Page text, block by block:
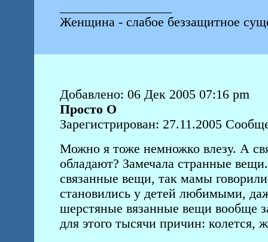
Женщина - слабое беззащитное
Добавлено: 06 Дек 2005 07:16 pm
Просто О
Зарегистрирован: 27.11.2005
Можно я тоже немножко влезу. А
обладают? Замечала странные
связанные вещи, так мамы
становились у детей любимыми,
шерстяные вязанные вещи вообще
для этого тысячи причин: колется,